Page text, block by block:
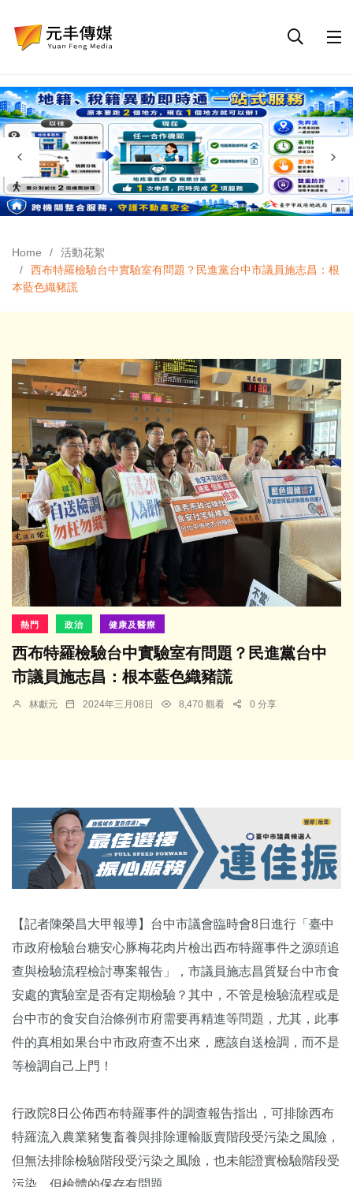
Home
活動花絮
西布特羅檢驗台中實驗室有問題？民進黨台中市議員施志昌：根
本藍色織豬謊
熱門 政治 健康及醫療
西布特羅檢驗台中實驗室有問題？民進黨台中
市議員施志昌：根本藍色織豬謊
林獻元 2024年三月08日 8,470 觀看 0 分享
【記者陳榮昌大甲報導】台中市議會臨時會8日進行「臺中
市政府檢驗台糖安心豚梅花肉片檢出西布特羅事件之源頭追
查與檢驗流程檢討專案報告」，市議員施志昌質疑台中市食
安處的實驗室是否有定期檢驗？其中，不管是檢驗流程或是
台中市的食安自治條例市府需要再精進等問題，尤其，此事
件的真相如果台中市政府查不出來，應該自送檢調，而不是
等檢調自己上門！
行政院8日公佈西布特羅事件的調查報告指出，可排除西布
特羅流入農業豬隻畜養與排除運輸販賣階段受污染之風險，
但無法排除檢驗階段受污染之風險，也未能證實檢驗階段受